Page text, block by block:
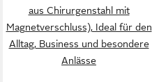
aus Chirurgenstahl mit
Magnetverschluss), Ideal für den
Alltag, Business und besondere
Anlässe